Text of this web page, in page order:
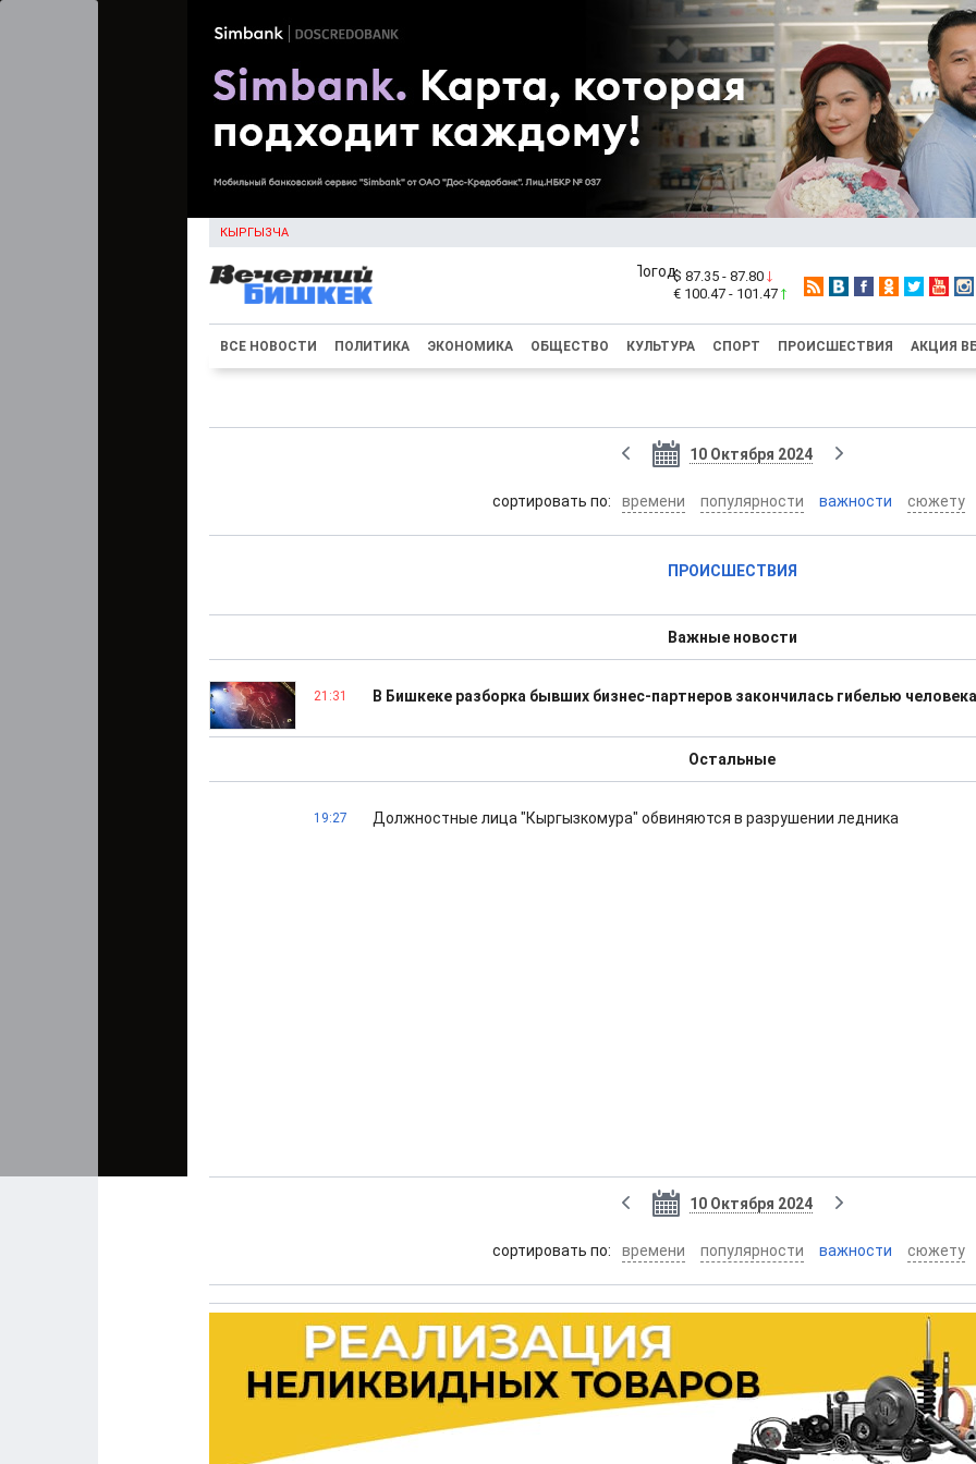
КЫРГЫЗЧА
$ 87.35 - 87.80
€ 100.47 - 101.47
ВСЕ НОВОСТИ ПОЛИТИКА ЭКОНОМИКА ОБЩЕСТВО КУЛЬТУРА СПОРТ ПРОИСШЕСТВИЯ АКЦИЯ
10 Октября 2024
cортировать по: времени популярности важности сюжету
ПРОИСШЕСТВИЯ
Важные новости
21:31 В Бишкеке разборка бывших бизнес-партнеров закончилась гибелью человека
Остальные
19:27 Должностные лица "Кыргызкомура" обвиняются в разрушении ледника
10 Октября 2024
cортировать по: времени популярности важности сюжету